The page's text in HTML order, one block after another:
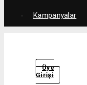
Kampanyalar
Üye
Girişi